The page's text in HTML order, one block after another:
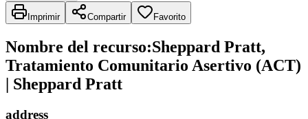
Imprimir Compartir Favorito
Nombre del recurso:Sheppard Pratt,
Tratamiento Comunitario Asertivo (ACT)
| Sheppard Pratt
address